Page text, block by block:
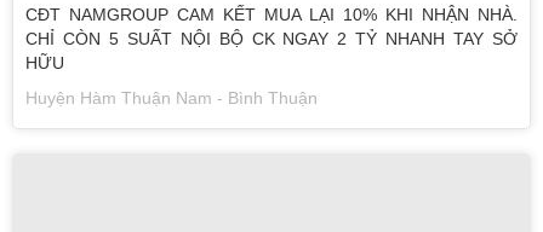
CĐT NAMGROUP CAM KẾT MUA LẠI 10% KHI NHẬN NHÀ.
CHỈ CÒN 5 SUẤT NỘI BỘ CK NGAY 2 TỶ NHANH TAY SỞ
HỮU
Huyện Hàm Thuận Nam - Bình Thuận